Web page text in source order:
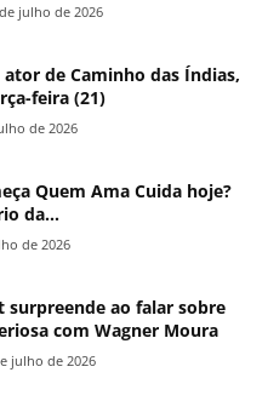
julho de 2026
ator de Caminho das Índias,
feira (21)
de 2026
Quem Ama Cuida hoje?
da...
de 2026
surpreende ao falar sobre
com Wagner Moura
julho de 2026